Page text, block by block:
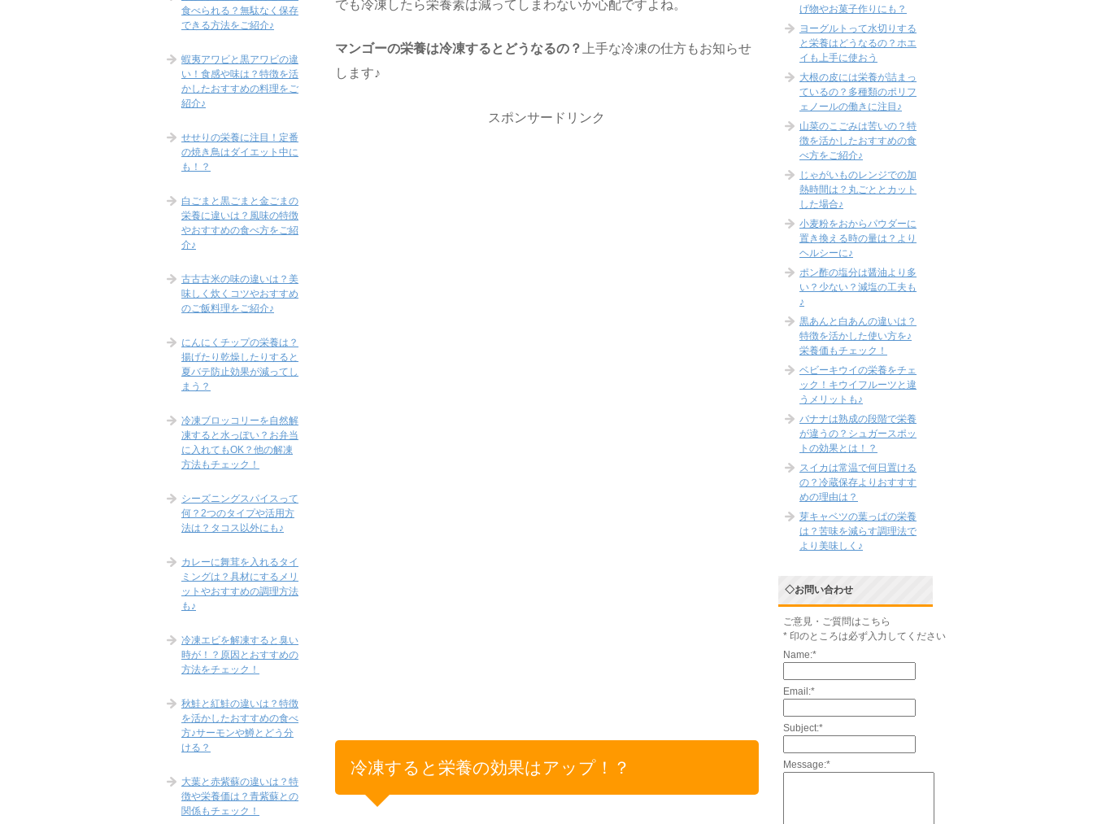
でも冷凍したら栄養素は減ってしまわないか心配ですよね。
マンゴーの栄養は冷凍するとどうなるの？
上手な冷凍の仕方もお知らせ
します♪
スポンサードリンク
冷凍すると栄養の効果はアップ！？
食べられる？無駄なく保存
できる方法をご紹介♪
蝦夷アワビと黒アワビの違
い！食感や味は？特徴を活
かしたおすすめの料理をご
紹介♪
せせりの栄養に注目！定番
の焼き鳥はダイエット中に
も！？
白ごまと黒ごまと金ごまの
栄養に違いは？風味の特徴
やおすすめの食べ方をご紹
介♪
古古古米の味の違いは？美
味しく炊くコツやおすすめ
のご飯料理をご紹介♪
にんにくチップの栄養は？
揚げたり乾燥したりすると
夏バテ防止効果が減ってし
まう？
冷凍ブロッコリーを自然解
凍すると水っぽい？お弁当
に入れてもOK？他の解凍
方法もチェック！
シーズニングスパイスって
何？2つのタイプや活用方
法は？タコス以外にも♪
カレーに舞茸を入れるタイ
ミングは？具材にするメリ
ットやおすすめの調理方法
も♪
冷凍エビを解凍すると臭い
時が！？原因とおすすめの
方法をチェック！
秋鮭と紅鮭の違いは？特徴
を活かしたおすすめの食べ
方♪サーモンや鱒とどう分
ける？
大葉と赤紫蘇の違いは？特
徴や栄養価は？青紫蘇との
関係もチェック！
げ物やお菓子作りにも？
ヨーグルトって水切りする
と栄養はどうなるの？ホエ
イも上手に使おう
大根の皮には栄養が詰まっ
ているの？多種類のポリフ
ェノールの働きに注目♪
山菜のこごみは苦いの？特
徴を活かしたおすすめの食
べ方をご紹介♪
じゃがいものレンジでの加
熱時間は？丸ごととカット
した場合♪
小麦粉をおからパウダーに
置き換える時の量は？より
ヘルシーに♪
ポン酢の塩分は醤油より多
い？少ない？減塩の工夫も
♪
黒あんと白あんの違いは？
特徴を活かした使い方を♪
栄養価もチェック！
ベビーキウイの栄養をチェ
ック！キウイフルーツと違
うメリットも♪
バナナは熟成の段階で栄養
が違うの？シュガースポッ
トの効果とは！？
スイカは常温で何日置ける
の？冷蔵保存よりおすすす
めの理由は？
芽キャベツの葉っぱの栄養
は？苦味を減らす調理法で
より美味しく♪
◇お問い合わせ
ご意見・ご質問はこちら
* 印のところは必ず入力してください
Name:*
Email:*
Subject:*
Message:*